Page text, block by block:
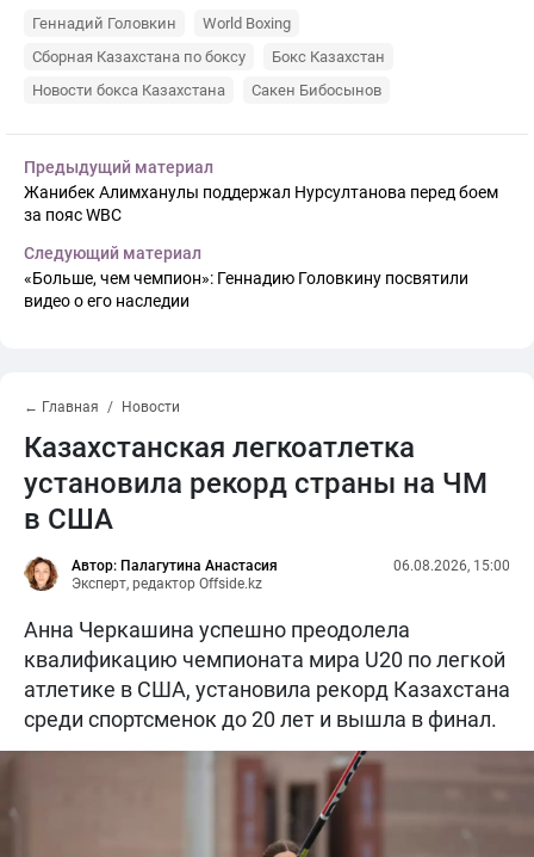
Геннадий Головкин
World Boxing
Сборная Казахстана по боксу
Бокс Казахстан
Новости бокса Казахстана
Сакен Бибосынов
Предыдущий материал
Жанибек Алимханулы поддержал Нурсултанова перед боем
за пояс WBC
Следующий материал
«Больше, чем чемпион»: Геннадию Головкину посвятили
видео о его наследии
← Главная Новости
Казахстанская легкоатлетка
установила рекорд страны на ЧМ
в США
Автор: Палагутина Анастасия
Эксперт, редактор Offside.kz
06.08.2026, 15:00
Анна Черкашина успешно преодолела
квалификацию чемпионата мира U20 по легкой
атлетике в США, установила рекорд Казахстана
среди спортсменок до 20 лет и вышла в финал.